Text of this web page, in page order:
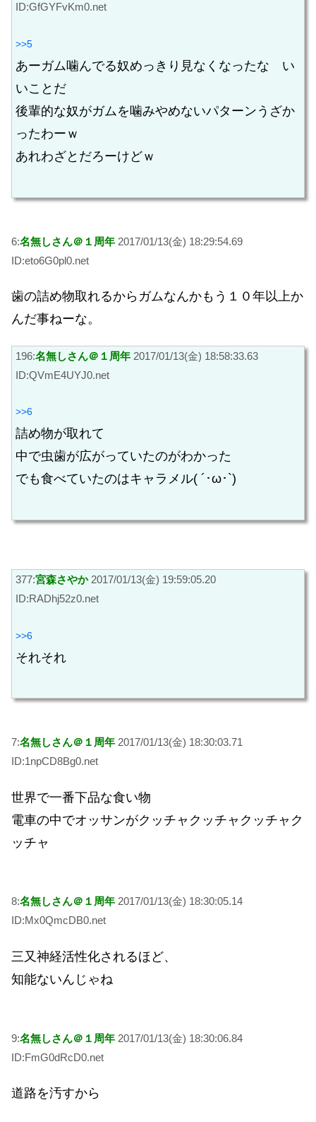
ID:GfGYFvKm0.net
>>5
あーガム噛んでる奴めっきり見なくなったな い
いことだ
後輩的な奴がガムを噛みやめないパターンうざか
ったわーｗ
あれわざとだろーけどｗ
6:名無しさん＠１周年 2017/01/13(金) 18:29:54.69
ID:eto6G0pl0.net
歯の詰め物取れるからガムなんかもう１０年以上か
んだ事ねーな。
196:名無しさん＠１周年 2017/01/13(金) 18:58:33.63
ID:QVmE4UYJ0.net
>>6
詰め物が取れて
中で虫歯が広がっていたのがわかった
でも食べていたのはキャラメル( ´･ω･`)
377:宮森さやか2017/01/13(金) 19:59:05.20
ID:RADhj52z0.net
>>6
それそれ
7:名無しさん＠１周年 2017/01/13(金) 18:30:03.71
ID:1npCD8Bg0.net
世界で一番下品な食い物
電車の中でオッサンがクッチャクッチャクッチャク
ッチャ
8:名無しさん＠１周年 2017/01/13(金) 18:30:05.14
ID:Mx0QmcDB0.net
三又神経活性化されるほど、
知能ないんじゃね
9:名無しさん＠１周年 2017/01/13(金) 18:30:06.84
ID:FmG0dRcD0.net
道路を汚すから